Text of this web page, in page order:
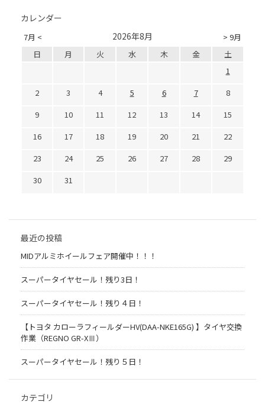
カレンダー
7月 < > 9月
2026年8月
日 月 火 水 木 金
土
1
2
3 4 5 6 7
8
9
10 11 12 13 14
15
16
17 18 19 20 21
22
23
24 25 26 27 28
29
30
31
最近の投稿
MIDアルミホイールフェア開催中！！！
スーパータイヤセール！残り3日！
スーパータイヤセール！残り４日！
【トヨタ カローラフィールダーHV(DAA-NKE165G) 】タイヤ交換
作業（REGNO GR-XⅢ）
スーパータイヤセール！残り５日！
カテゴリ